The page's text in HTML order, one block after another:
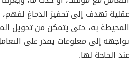
عقلية تهدف إلى تحفيز الدماغ لفهم،
المحيطة به، حتى يتمكن من تحويل
تواجهه إلى معلومات يقدر على
عند الحاجة لها.